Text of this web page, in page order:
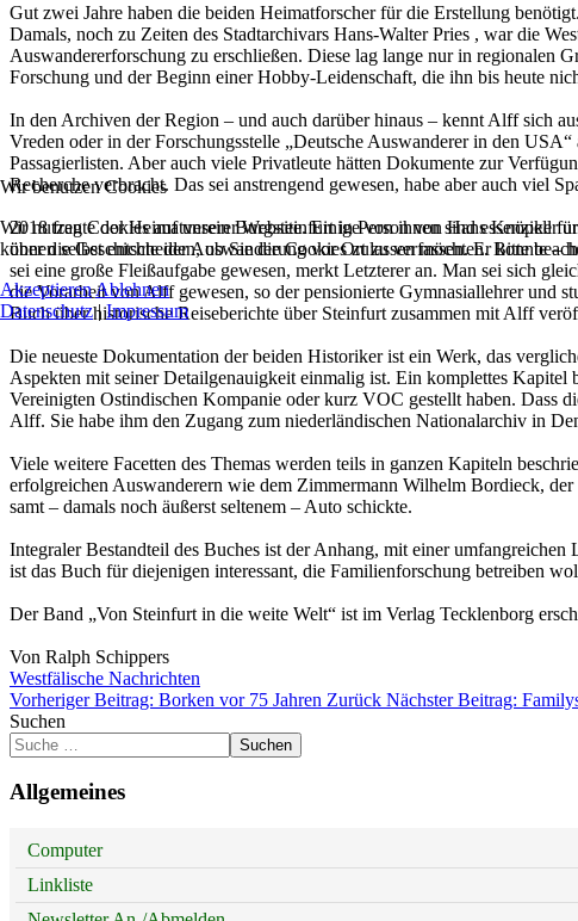
Gut zwei Jahre haben die beiden Heimatforscher für die Erstellung
Damals, noch zu Zeiten des Stadtarchivars Hans-Walter Pries , war die
Auswandererforschung zu erschließen. Diese lag lange nur in regionalen
Forschung und der Beginn einer Hobby-Leidenschaft, die ihn bis heute
In den Archiven der Region – und auch darüber hinaus – kennt Alff sich
Vreden oder in der Forschungsstelle „Deutsche Auswanderer in den
Passagierlisten. Aber auch viele Privatleute hätten Dokumente zur
Recherche verbracht. Das sei anstrengend gewesen, habe aber auch viel
2018 fragte der Heimatverein Burgsteinfurt in Person von Hans Knöpker
über die Geschichte der Auswanderung vor Ort zu verfassen. Er konnte
sei eine große Fleißaufgabe gewesen, merkt Letzterer an. Man sei sich
die Vorarbeit von Alff gewesen, so der pensionierte Gymnasiallehrer und
Buch über historische Reiseberichte über Steinfurt zusammen mit Alff
Die neueste Dokumentation der beiden Historiker ist ein Werk, das
Aspekten mit seiner Detailgenauigkeit einmalig ist. Ein komplettes
Vereinigten Ostindischen Kompanie oder kurz VOC gestellt haben. Dass
Alff. Sie habe ihm den Zugang zum niederländischen Nationalarchiv in
Viele weitere Facetten des Themas werden teils in ganzen Kapiteln
erfolgreichen Auswanderern wie dem Zimmermann Wilhelm Bordieck,
samt – damals noch äußerst seltenem – Auto schickte.
Integraler Bestandteil des Buches ist der Anhang, mit einer
ist das Buch für diejenigen interessant, die Familienforschung betreiben
Der Band „Von Steinfurt in die weite Welt“ ist im Verlag Tecklenborg
Von Ralph Schippers
Westfälische Nachrichten
Vorheriger Beitrag: Borken vor 75 Jahren Zurück Nächster Beitrag:
Suchen
Suchen
Allgemeines
Computer
Linkliste
Wir benutzen Cookies
Wir nutzen Cookies auf unserer Website. Einige von ihnen sind essenziell
können selbst entscheiden, ob Sie die Cookies zulassen möchten. Bitte
AkzeptierenAblehnen
Datenschutz|Impressum